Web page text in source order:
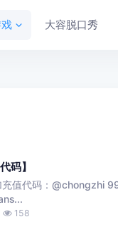
大容脱口秀
码】
值代码：@chongzhi
158